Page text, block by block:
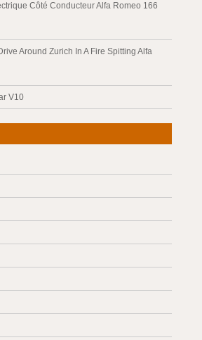
Côté Conducteur Alfa Romeo 166
Around Zurich In A Fire Spitting Alfa
V10